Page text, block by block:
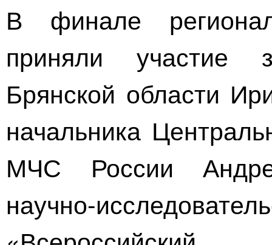
В финале
приняли участие
Брянской области
начальника
МЧС России
научно-